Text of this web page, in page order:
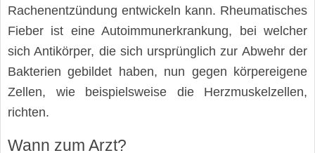
Rachenentzündung entwickeln kann. Rheumatisches
Fieber ist eine Autoimmunerkrankung, bei welcher
sich Antikörper, die sich ursprünglich zur Abwehr der
Bakterien gebildet haben, nun gegen körpereigene
Zellen, wie beispielsweise die Herzmuskelzellen,
richten.
Wann zum Arzt?